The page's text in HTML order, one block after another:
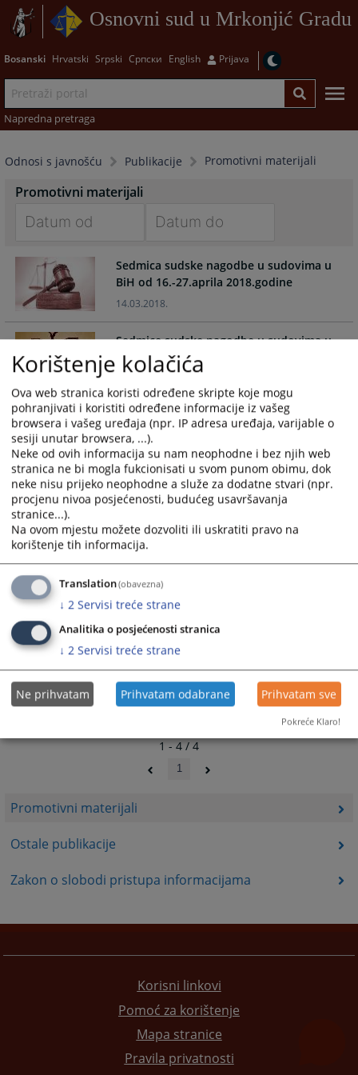
Osnovni sud u Mrkonjić Gradu
Bosanski Hrvatski Srpski Српски English Prijava
Napredna pretraga
Odnosi s javnošću Publikacije Promotivni materijali
Promotivni materijali
Ostale publikacije
Zakon o slobodi pristupa informacijama
Promotivni materijali
forward
interact
with
the
calendar
and
select
a
date.
Press
the
question
mark
key
to
get
the
keyboard
shortcuts
for
changing
dates.
forward
to
interact
with
the
calendar
and
select
a
date.
Press
the
question
mark
to
get
the
keyboard
shortcuts
changing
dates.
Sedmica sudske nagodbe u sudovima u
BiH od 16.-27.aprila 2018.godine
14.03.2018.
Sedmice sudske nagodbe u sudovima u
BiH od 6. do 17. novembra 2017.
Prava i dužnosti oštećenih i svjedoka u
krivičnom postupku
30.09.2011.
Model sud
1 - 4 / 4
1
Korisni linkovi
Pomoć za korištenje
Mapa stranice
Pravila privatnosti
Korištenje kolačića
Ova web stranica koristi određene skripte koje mogu
pohranjivati i koristiti određene informacije iz vašeg
browsera i vašeg uređaja (npr. IP adresa uređaja, varijable o
sesiji unutar browsera, ...).
Neke od ovih informacija su nam neophodne i bez njih web
stranica ne bi mogla fukcionisati u svom punom obimu, dok
neke nisu prijeko neophodne a služe za dodatne stvari (npr.
procjenu nivoa posjećenosti, budućeg usavršavanja
stranice...).
Na ovom mjestu možete dozvoliti ili uskratiti pravo na
korištenje tih informacija.
Translation(obavezna)
↓ 2 Servisi treće strane
Analitika o posjećenosti stranica
↓ 2 Servisi treće strane
Ne prihvatam Prihvatam odabrane Prihvatam sve
Pokreće Klaro!